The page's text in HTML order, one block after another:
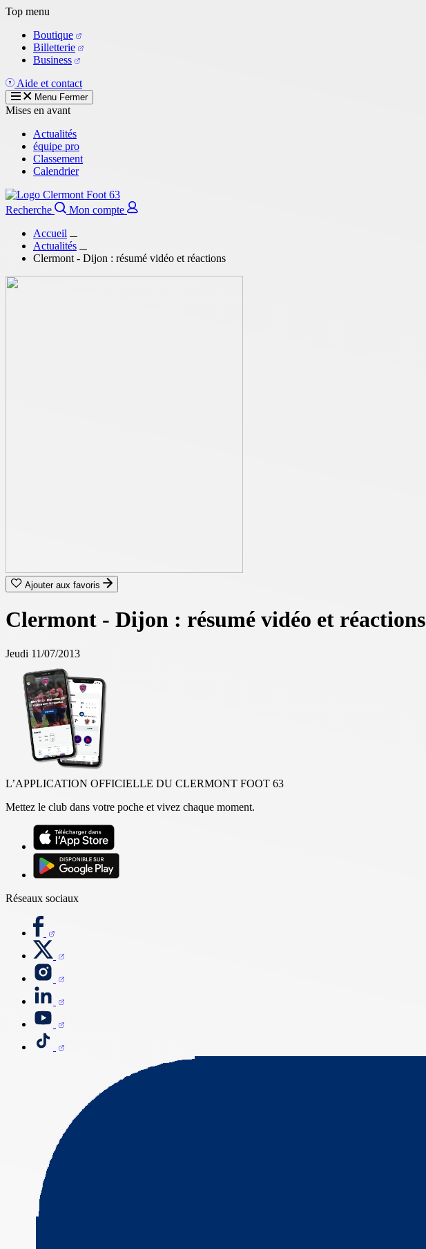
Aller
contenu
principal
Top menu
Boutique
Billetterie
Business
Aide et contact
Menu Fermer
Mises en avant
Actualités
équipe pro
Classement
Calendrier
Recherche
Mon compte
Accueil
Actualités
Clermont - Dijon : résumé vidéo et réactions
Ajouter aux favoris
Clermont - Dijon : résumé vidéo et réactions
Jeudi 11/07/2013
L’APPLICATION OFFICIELLE DU CLERMONT FOOT 63
Mettez le club dans votre poche et vivez chaque moment.
Réseaux sociaux